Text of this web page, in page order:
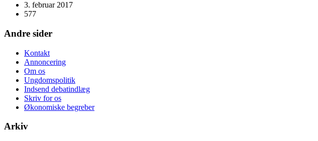
3. februar 2017
577
Andre sider
Kontakt
Annoncering
Om os
Ungdomspolitik
Indsend debatindlæg
Skriv for os
Økonomiske begreber
Arkiv